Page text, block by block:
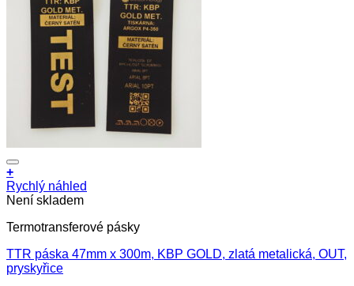
+
Rychlý náhled
Není skladem
Termotransferové pásky
TTR páska 47mm x 300m, KBP GOLD, zlatá metalická, OUT,
pryskyřice